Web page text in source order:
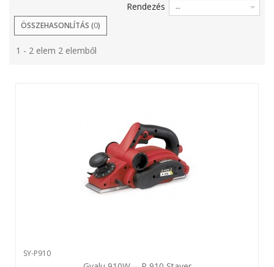
Rendezés
--
ÖSSZEHASONLÍTÁS (0)
1 - 2 elem 2 elemből
SY-P910